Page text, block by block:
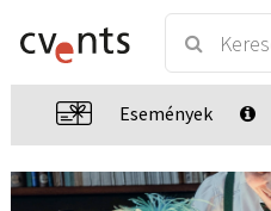
Események